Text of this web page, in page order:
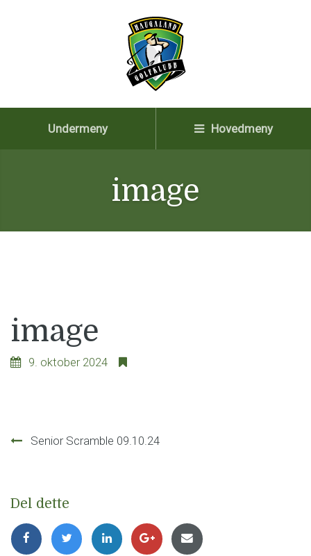
Undermeny Hovedmeny
image
image
9. oktober 2024
Innleggsnavigasjon
Senior Scramble 09.10.24
Del dette